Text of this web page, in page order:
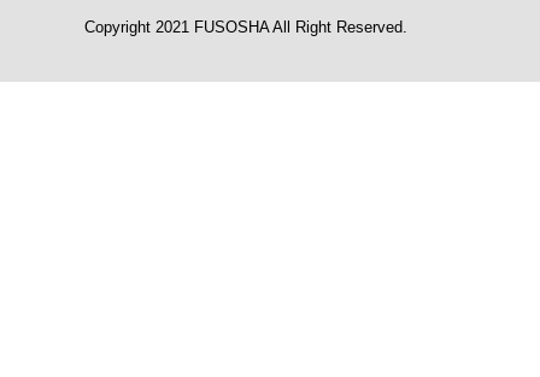
Copyright 2021 FUSOSHA All Right Reserved.